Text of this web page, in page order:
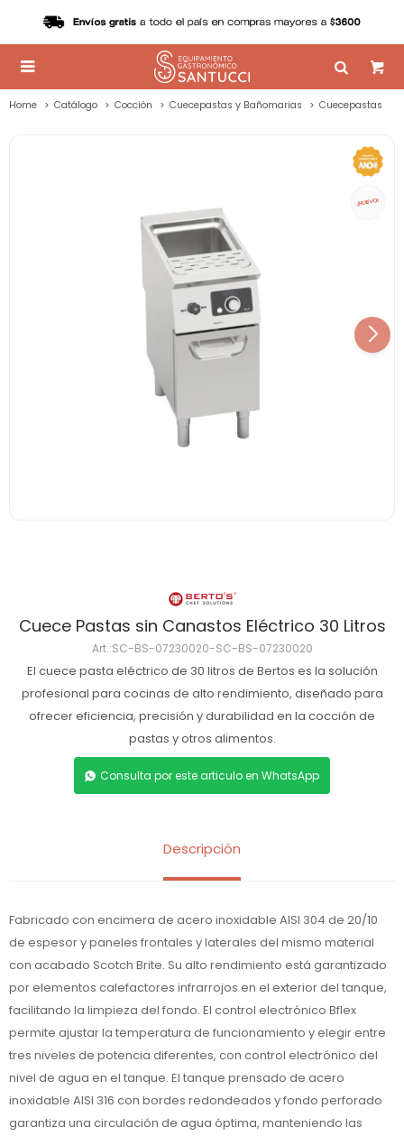

Home Catálogo Cocción Cuecepastas y Bañomarias Cuecepastas
Cuece Pastas sin Canastos Eléctrico 30 Litros
SC-BS-07230020-SC-BS-07230020
El cuece pasta eléctrico de 30 litros de Bertos es la solución
profesional para cocinas de alto rendimiento, diseñado para
ofrecer eficiencia, precisión y durabilidad en la cocción de
pastas y otros alimentos.
Consulta por este articulo en WhatsApp
Descripción
Fabricado con encimera de acero inoxidable AISI 304 de 20/10
de espesor y paneles frontales y laterales del mismo material
con acabado Scotch Brite. Su alto rendimiento está garantizado
por elementos calefactores infrarrojos en el exterior del tanque,
facilitando la limpieza del fondo. El control electrónico Bflex
permite ajustar la temperatura de funcionamiento y elegir entre
tres niveles de potencia diferentes, con control electrónico del
nivel de agua en el tanque. El tanque prensado de acero
inoxidable AISI 316 con bordes redondeados y fondo perforado
garantiza una circulación de agua óptima, manteniendo las